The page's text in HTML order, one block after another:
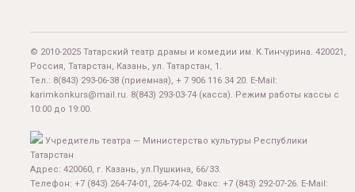
© 2010-2025 Татарский театр драмы и комедии им. К.Тинчурина. 420021,
Россия, Татарстан, Казань, ул. Татарстан, 1.
Тел.: 8(843) 293-06-38 (приемная), + 7 906 116 34 20. E-Mail:
karimkonkurs@mail.ru. 8(843) 293-03-74 (касса). Режим работы кассы с
10:00 до 19:00.
Учредитель театра — Министерство культуры Республики
Татарстан
Адрес: 420060, г. Казань, ул.Пушкина, 66/33.
Телефон: +7 (843) 264-74-01, 264-74-02. Факс: +7 (843) 292-07-26. E-Mail: